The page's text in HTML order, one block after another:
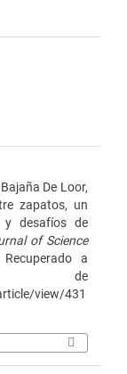
De Loor,
zapatos, un
y desafíos de
of Science
Recuperado a
view/431